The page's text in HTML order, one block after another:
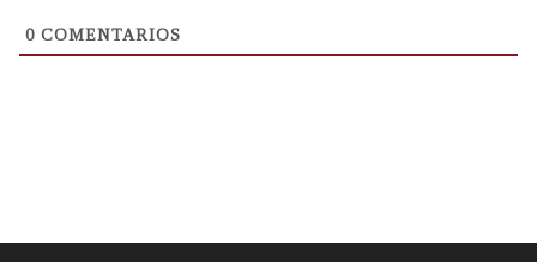
0 COMENTARIOS